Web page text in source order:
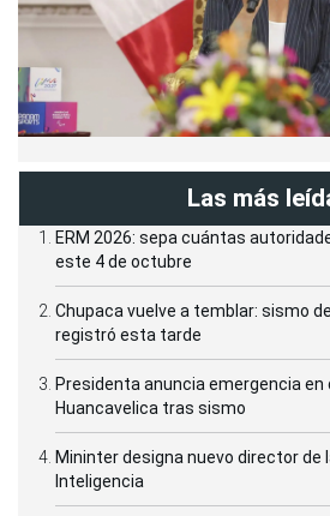
Las más
ERM 2026: sepa cuántas
este 4 de octubre
Chupaca vuelve a temblar: sismo
registró esta tarde
Presidenta anuncia emergencia
Huancavelica tras sismo
Mininter designa nuevo director de
Inteligencia